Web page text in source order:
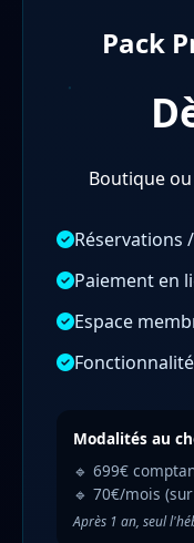
Pack
Boutique
Réservations
Paiement en
Espace
Modalités au
🔹 699€
🔹 70€/mois
Après 1 an, seul